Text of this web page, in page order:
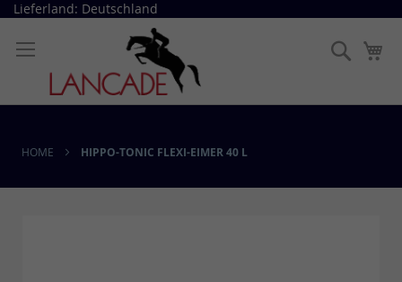
Direkt
Inhalt
Lieferland: Deutschland
Suche
HOME HIPPO-TONIC FLEXI-EIMER 40 L